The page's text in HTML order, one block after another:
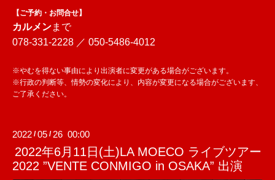
【ご予約・お問合せ】
カルメンまで
078-331-2228 ／ 050-5486-4012
※やむを得ない事由により出演者に変更がある場合がございます。
※行政の判断等、情勢の変化により、内容が変更になる場合がございます、
ご了承ください。
2022 /05 / 26 00:00
2022年6月11日(土)LA MOECO ライブツアー
2022 ”VENTE CONMIGO in OSAKA” 出演